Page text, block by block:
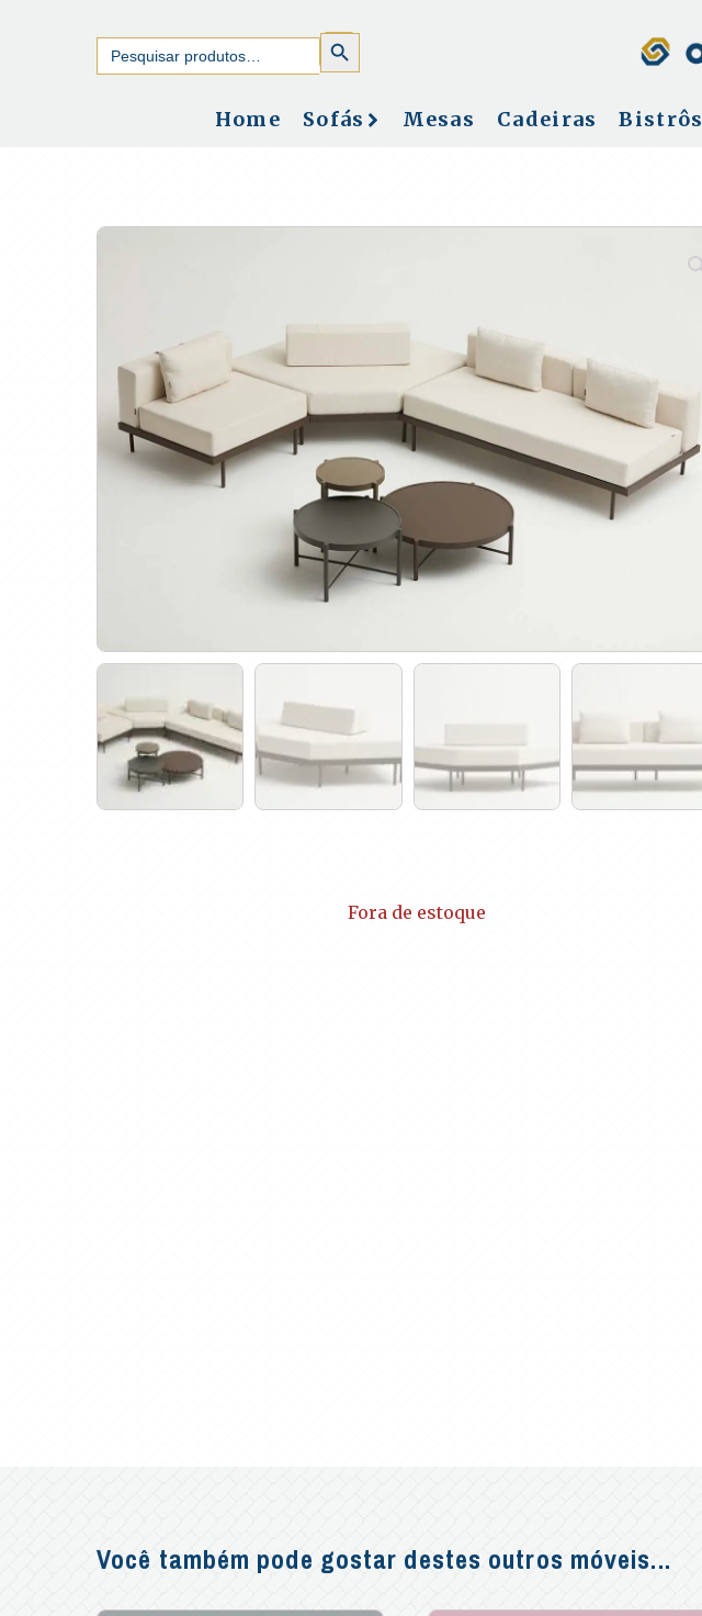
Search
for:
SEARCH
BUTTON
Home Sofás Mesas Cadeiras Bistrôs
Fora de estoque
Você também pode gostar destes outros móveis...